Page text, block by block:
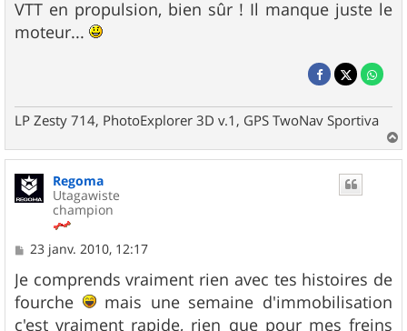
VTT en propulsion, bien sûr ! Il manque juste le
moteur...
LP Zesty 714, PhotoExplorer 3D v.1, GPS TwoNav Sportiva
a
u
Regoma
Utagawiste
champion
M
s
s
a
g
23 janv. 2010, 12:17
Je comprends vraiment rien avec tes histoires de
fourche
mais une semaine d'immobilisation
c'est vraiment rapide, rien que pour mes freins